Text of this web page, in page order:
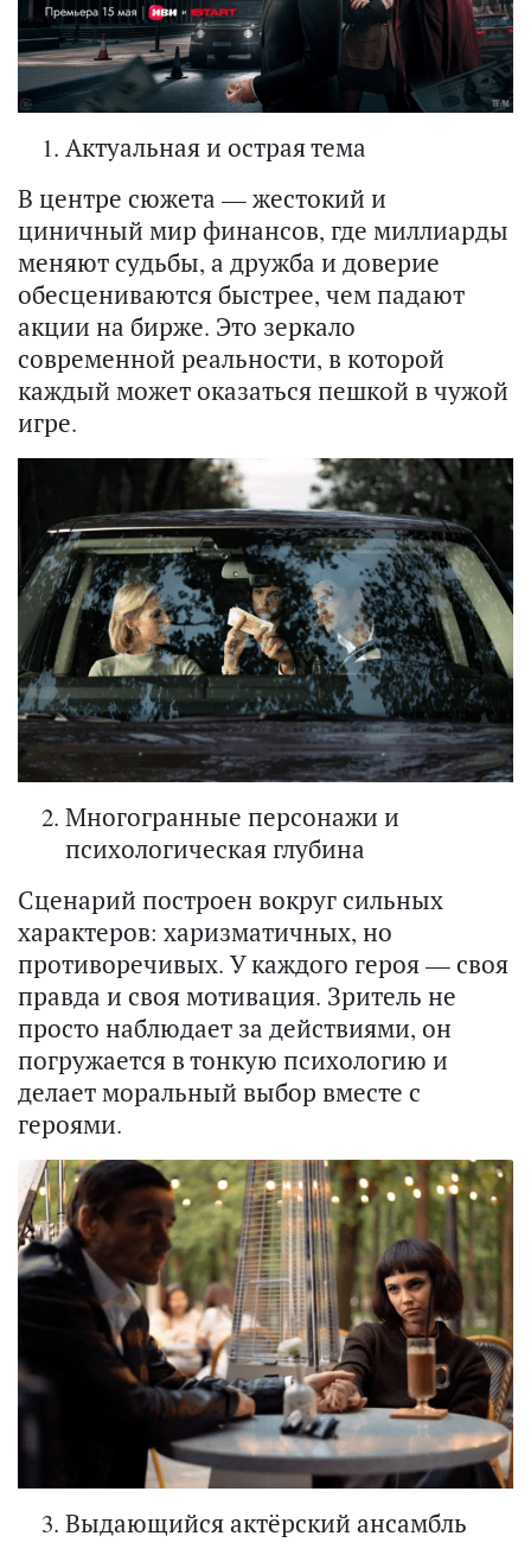
Актуальная и острая тема
В центре сюжета — жестокий и
циничный мир финансов, где миллиарды
меняют судьбы, а дружба и доверие
обесцениваются быстрее, чем падают
акции на бирже. Это зеркало
современной реальности, в которой
каждый может оказаться пешкой в чужой
игре.
Многогранные персонажи и
психологическая глубина
Сценарий построен вокруг сильных
характеров: харизматичных, но
противоречивых. У каждого героя — своя
правда и своя мотивация. Зритель не
просто наблюдает за действиями, он
погружается в тонкую психологию и
делает моральный выбор вместе с
героями.
Выдающийся актёрский ансамбль